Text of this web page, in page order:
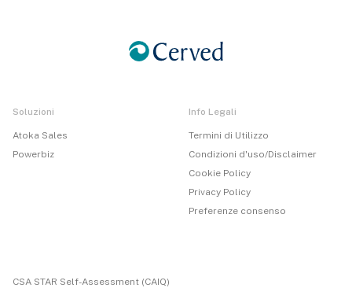
Soluzioni
Atoka Sales
Powerbiz
Info Legali
Termini di Utilizzo
Condizioni d'uso/Disclaimer
Cookie Policy
Privacy Policy
Preferenze consenso
CSA STAR Self-Assessment (CAIQ)